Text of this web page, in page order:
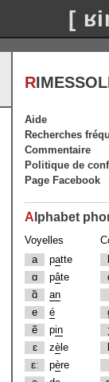
[
R
Aide
Recherches
Commentaire
Politique de
Page Facebook
A lphabet
Voyelles
a
patte
ɑ
pâte
ɑ̃
an
e
é
ẽ
pin
ɛ
zè le
ɛː
père